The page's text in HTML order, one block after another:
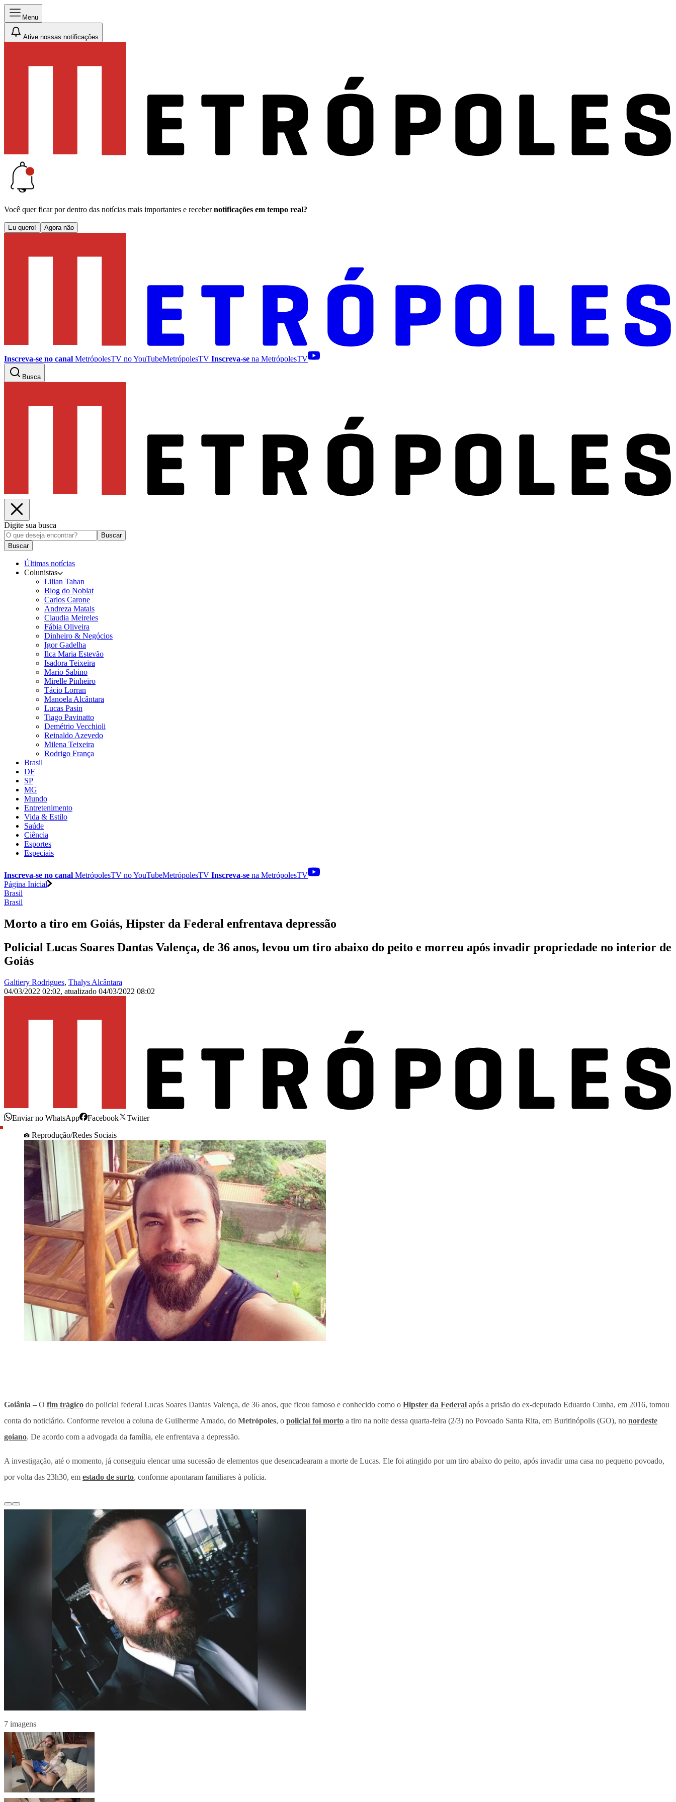
Menu
Ative nossas notificações
Você quer ficar por dentro das notícias mais importantes e receber notificações em tempo real?
Eu quero! Agora não
Inscreva-se no canal MetrópolesTV noYouTubeMetrópolesTV Inscreva-se na MetrópolesTV
Busca
Digite sua busca
Buscar
Buscar
Últimas notícias
Colunistas
Lilian Tahan
Blog do Noblat
Carlos Carone
Andreza Matais
Claudia Meireles
Fábia Oliveira
Dinheiro & Negócios
Igor Gadelha
Ilca Maria Estevão
Isadora Teixeira
Mario Sabino
Mirelle Pinheiro
Tácio Lorran
Manoela Alcântara
Lucas Pasin
Tiago Pavinatto
Demétrio Vecchioli
Reinaldo Azevedo
Milena Teixeira
Rodrigo França
Brasil
DF
SP
MG
Mundo
Entretenimento
Vida & Estilo
Saúde
Ciência
Esportes
Especiais
Inscreva-se no canal MetrópolesTV noYouTubeMetrópolesTV Inscreva-se na MetrópolesTV
Página Inicial
Brasil
Brasil
Morto a tiro em Goiás, Hipster da Federal enfrentava depressão
Policial Lucas Soares Dantas Valença, de 36 anos, levou um tiro abaixo do peito e morreu após invadir propriedade no interior de
Goiás
Galtiery Rodrigues, Thalys Alcântara
04/03/2022 02:02, atualizado 04/03/2022 08:02
Enviar no WhatsApp Facebook
Twitter
Reprodução/Redes Sociais
Goiânia – O fim trágico do policial federal Lucas Soares Dantas Valença, de 36 anos, que ficou famoso e conhecido como o Hipster da Federal após a prisão do ex-deputado Eduardo Cunha, em 2016, tomou
conta do noticiário. Conforme revelou a coluna de Guilherme Amado, do Metrópoles, o policial foi morto a tiro na noite dessa quarta-feira (2/3) no Povoado Santa Rita, em Buritinópolis (GO), no nordeste
goiano. De acordo com a advogada da família, ele enfrentava a depressão.
A investigação, até o momento, já conseguiu elencar uma sucessão de elementos que desencadearam a morte de Lucas. Ele foi atingido por um tiro abaixo do peito, após invadir uma casa no pequeno povoado,
por volta das 23h30, em estado de surto, conforme apontaram familiares à polícia.
7 imagens